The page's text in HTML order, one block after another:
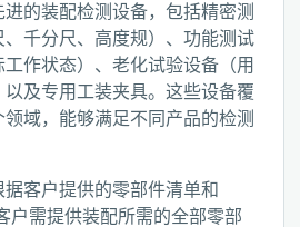
的装配检测设备，包括精密测
千分尺、高度规）、功能测试
作状态）、老化试验设备（用
及专用工装夹具。这些设备覆
域，能够满足不同产品的检测
客户提供的零部件清单和
户需提供装配所需的全部零部